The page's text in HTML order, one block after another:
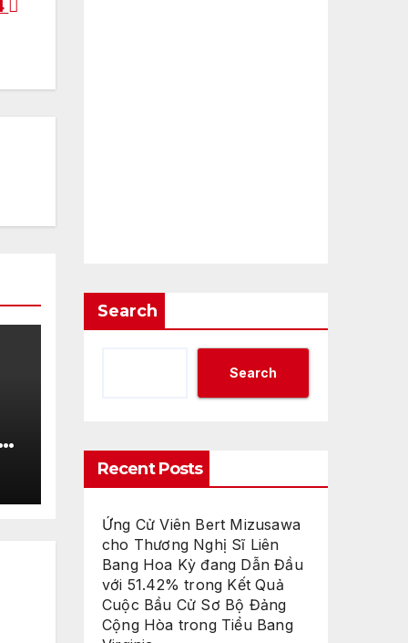
Search
Search
Recent Posts
Ứng Cử Viên Bert Mizusawa
cho Thương Nghị Sĩ Liên
Bang Hoa Kỳ đang Dẫn Đầu
với 51.42% trong Kết Quả
Cuộc Bầu Cử Sơ Bộ Đảng
Cộng Hòa trong Tiểu Bang